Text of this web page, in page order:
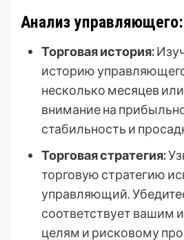
Анализ управляющего:
Торговая история:
историю
несколько месяцев
внимание на
стабильность и
Торговая стратегия:
торговую стратегию
управляющий.
соответствует вашим
целям и рисковому